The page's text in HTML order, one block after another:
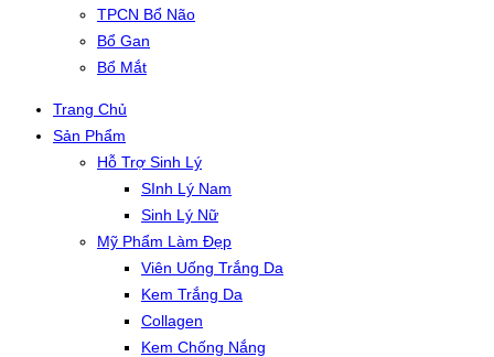
TPCN Bổ Não
Bổ Gan
Bổ Mắt
Trang Chủ
Sản Phẩm
Hỗ Trợ Sinh Lý
SInh Lý Nam
Sinh Lý Nữ
Mỹ Phẩm Làm Đẹp
Viên Uống Trắng Da
Kem Trắng Da
Collagen
Kem Chống Nắng